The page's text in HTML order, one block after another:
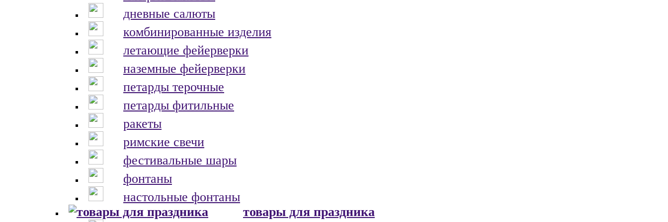
дневные салюты
комбинированные изделия
летающие фейерверки
наземные фейерверки
петарды терочные
петарды фитильные
ракеты
римские свечи
фестивальные шары
фонтаны
настольные фонтаны
товары для праздника